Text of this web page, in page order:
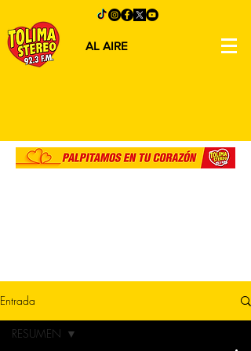
AL AIRE
Entrada
RESUMEN